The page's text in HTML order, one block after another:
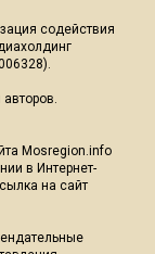
содействия
Mosregion.info
в Интернет-
на сайт